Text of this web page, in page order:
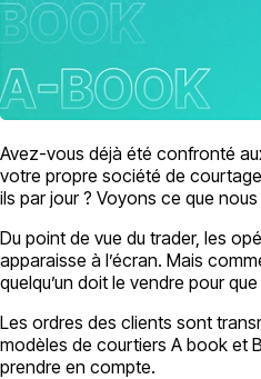
Avez-vous déjà été confronté
votre propre société de
ils par jour ? Voyons ce que
Du point de vue du trader, les
apparaisse à l’écran. Mais
quelqu’un doit le vendre pour
Les ordres des clients sont
modèles de courtiers A book et
prendre en compte.